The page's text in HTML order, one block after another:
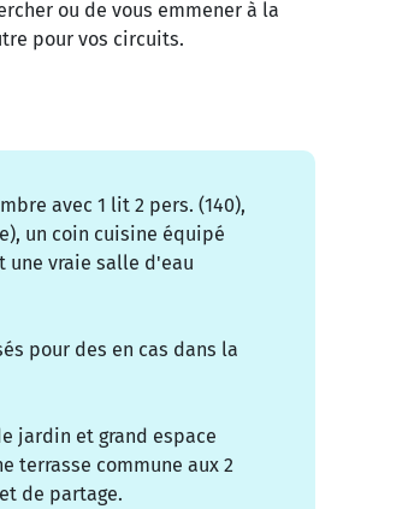
ou de vous emmener à la
pour vos circuits.
avec 1 lit 2 pers. (140),
un coin cuisine équipé
une vraie salle d'eau
pour des en cas dans la
jardin et grand espace
terrasse commune aux 2
de partage.